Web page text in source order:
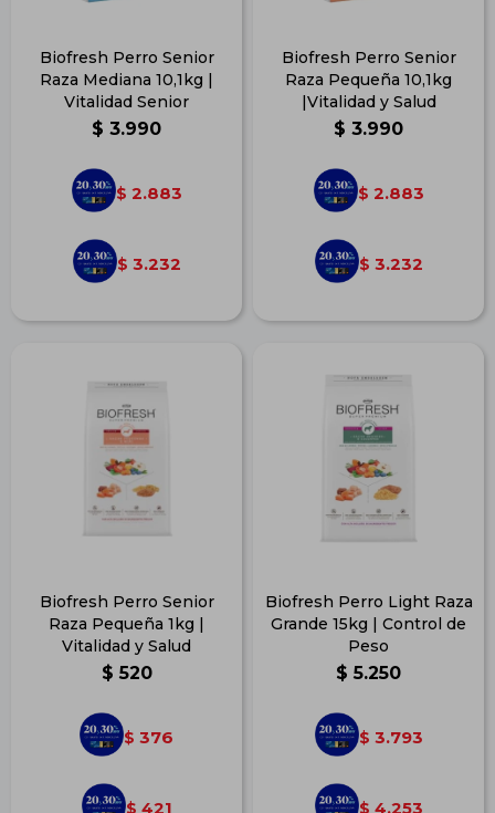
Biofresh Perro Senior
Raza Mediana 10,1kg |
Vitalidad Senior
$ 3.990
$ 2.883
$ 3.232
Biofresh Perro Senior
Raza Pequeña 10,1kg
|Vitalidad y Salud
$ 3.990
$ 2.883
$ 3.232
Biofresh Perro Senior
Raza Pequeña 1kg |
Vitalidad y Salud
$ 520
$ 376
$ 421
Biofresh Perro Light Raza
Grande 15kg | Control de
Peso
$ 5.250
$ 3.793
$ 4.253